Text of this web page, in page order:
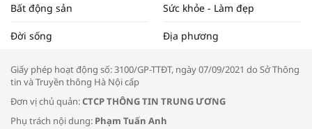
Tọa đàm “Xúc tiến thương mại: Khơi
Bất động sản Sức khỏe - Làm đẹp
Đời sống Địa phương
Giấy phép hoạt động số: 3100/GP-TTĐT, ngày 07/09/2021 do Sở Thông
tin và Truyền thông Hà Nội cấp
Đơn vị chủ quản:CTCP THÔNG TIN TRUNG ƯƠNG
Phụ trách nội dung: Phạm Tuấn Anh